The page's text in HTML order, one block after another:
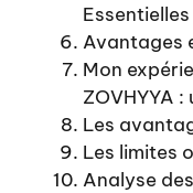
Essentielles
Avantages
Mon
ZOVHYYA
Les
Les limites
Analyse